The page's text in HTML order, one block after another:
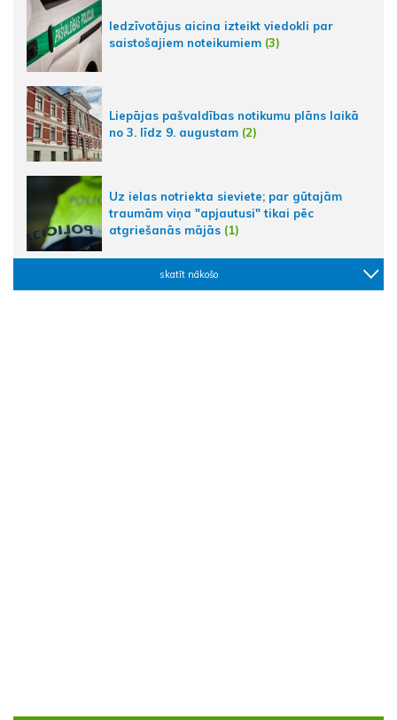
Iedzīvotājus aicina izteikt viedokli par
saistošajiem noteikumiem (3)
Liepājas pašvaldības notikumu plāns laikā
no 3. līdz 9. augustam (2)
Uz ielas notriekta sieviete; par gūtajām
traumām viņa "apjautusi" tikai pēc
atgriešanās mājās (1)
skatīt nākošo